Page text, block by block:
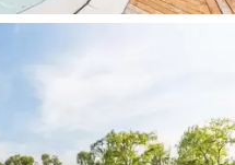
步入式衣柜，第二间
带水力按摩浴缸和桑